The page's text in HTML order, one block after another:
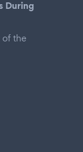
During
of the